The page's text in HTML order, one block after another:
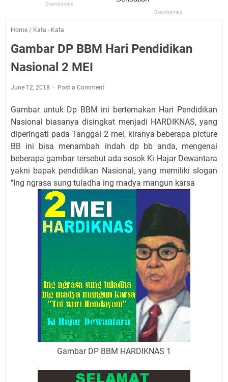
Home / Kata - Kata
Gambar DP BBM Hari Pendidikan
Nasional 2 MEI
June 12, 2018 Post a Comment
Gambar untuk Dp BBM ini bertemakan Hari Pendidikan
Nasional biasanya disingkat menjadi HARDIKNAS, yang
diperingati pada Tanggal 2 mei, kiranya beberapa picture
BB ini bisa menambah indah dp bb anda, mengenai
beberapa gambar tersebut ada sosok Ki Hajar Dewantara
yakni bapak pendidikan Nasional, yang memiliki slogan
"Ing ngrasa sung tuladha ing madya mangun karsa
Gambar DP BBM HARDIKNAS 1